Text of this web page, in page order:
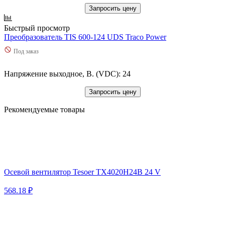
Запросить цену
Быстрый просмотр
Преобразователь TIS 600-124 UDS Traco Power
Под заказ
Напряжение выходное, В. (VDC): 24
Запросить цену
Рекомендуемые товары
Осевой вентилятор Tesoer TX4020H24B 24 V
568.18 ₽